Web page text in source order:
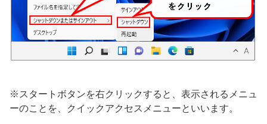
※スタートボタンを右クリックすると、表示されるメニュ
ーのことを、クイックアクセスメニューといいます。